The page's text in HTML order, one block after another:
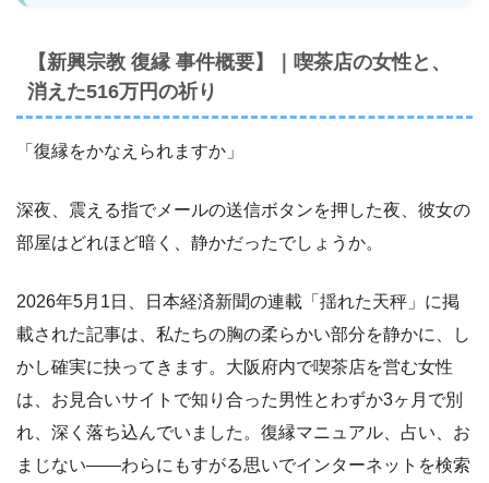
【新興宗教 復縁 事件概要】｜喫茶店の女性と、
消えた516万円の祈り
「復縁をかなえられますか」
深夜、震える指でメールの送信ボタンを押した夜、彼女の
部屋はどれほど暗く、静かだったでしょうか。
2026年5月1日、日本経済新聞の連載「揺れた天秤」に掲
載された記事は、私たちの胸の柔らかい部分を静かに、し
かし確実に抉ってきます。大阪府内で喫茶店を営む女性
は、お見合いサイトで知り合った男性とわずか3ヶ月で別
れ、深く落ち込んでいました。復縁マニュアル、占い、お
まじない――わらにもすがる思いでインターネットを検索